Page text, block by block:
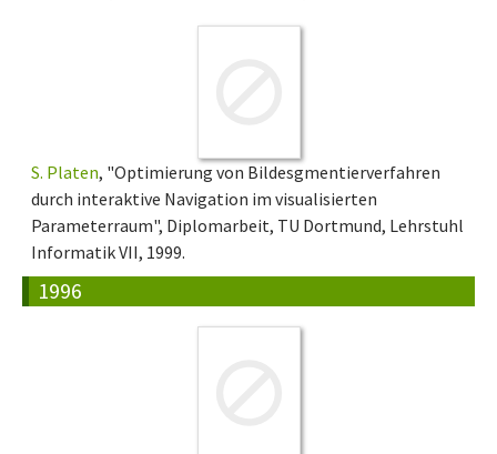
S. Platen, "Optimierung von Bildesgmentierverfahren
durch interaktive Navigation im visualisierten
Parameterraum", Diplomarbeit, TU Dortmund, Lehrstuhl
Informatik VII, 1999.
1996